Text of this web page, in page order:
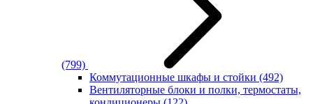
(799)
Коммутационные шкафы и стойки (492)
Вентиляторные блоки и полки, термостаты,